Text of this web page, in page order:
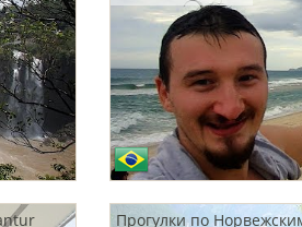
Прогулки по